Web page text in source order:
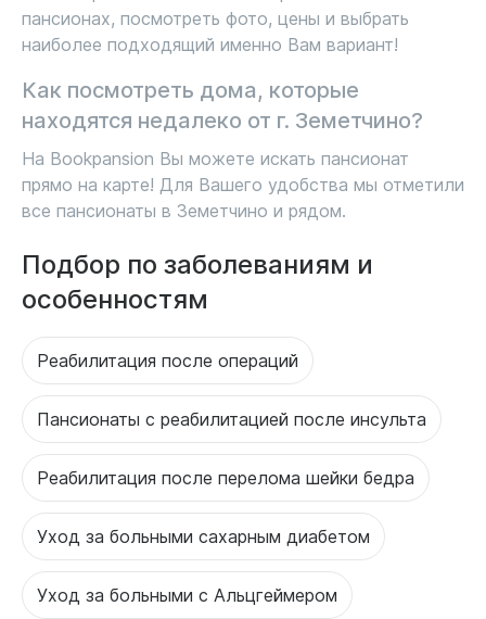
пансионах, посмотреть фото, цены и выбрать
наиболее подходящий именно Вам вариант!
Как посмотреть дома, которые
находятся недалеко от г. Земетчино?
На Bookpansion Вы можете искать пансионат
прямо на карте! Для Вашего удобства мы отметили
все пансионаты в Земетчино и рядом.
Подбор по заболеваниям и
особенностям
Реабилитация после операций
Пансионаты с реабилитацией после инсульта
Реабилитация после перелома шейки бедра
Уход за больными сахарным диабетом
Уход за больными с Альцгеймером